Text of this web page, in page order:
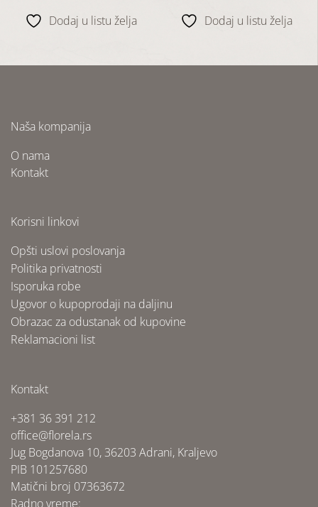
Dodaj u listu želja Dodaj u listu želja
Naša kompanija
O nama
Kontakt
Korisni linkovi
Opšti uslovi poslovanja
Politika privatnosti
Isporuka robe
Ugovor o kupoprodaji na daljinu
Obrazac za odustanak od kupovine
Reklamacioni list
Kontakt
+381 36 391 212
office@florela.rs
Jug Bogdanova 10, 36203 Adrani, Kraljevo
PIB 101257680
Matični broj 07363672
Radno vreme: